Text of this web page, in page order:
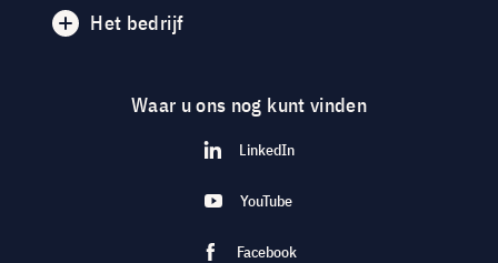
Het bedrijf
Waar u ons nog kunt vinden
LinkedIn
YouTube
Facebook